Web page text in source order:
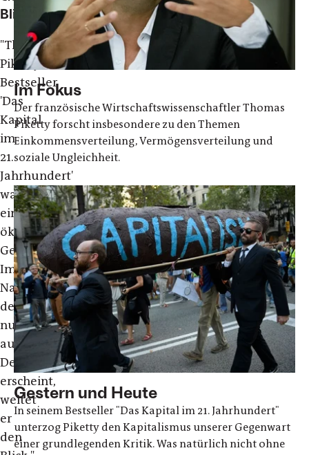
Blick
"Thomas
Pikettys
Bestseller
'Das
Kapital
im
21.
Jahrhundert'
war
eine
ökonomische
Gegenwartsanalyse.
Im
Nachfolgeband,
der
nun
auf
Deutsch
erscheint,
weitet
er
den
Im Fokus
Der französische Wirtschaftswissenschaftler Thomas
Piketty forscht insbesondere zu den Themen
Einkommensverteilung, Vermögensverteilung und
soziale Ungleichheit.
Gestern und Heute
In seinem Bestseller "Das Kapital im 21. Jahrhundert"
unterzog Piketty den Kapitalismus unserer Gegenwart
einer grundlegenden Kritik. Was natürlich nicht ohne